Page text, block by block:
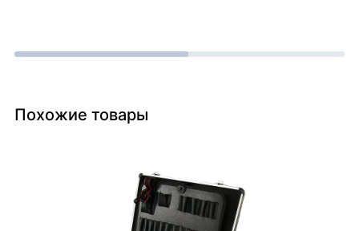
Похожие товары